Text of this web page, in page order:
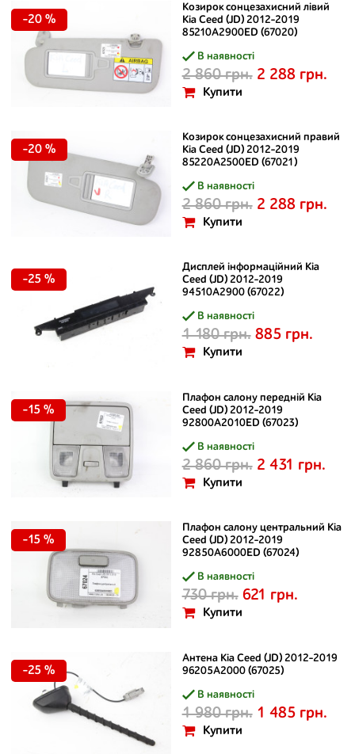
Козирок сонцезахисний лівий
Kia Ceed (JD) 2012-2019
85210A2900ED (67020)
В наявності
2 860 грн. 2 288 грн.
Купити
-20 %
Козирок сонцезахисний правий
Kia Ceed (JD) 2012-2019
85220A2500ED (67021)
В наявності
2 860 грн. 2 288 грн.
Купити
-20 %
Дисплей інформаційний Kia
Ceed (JD) 2012-2019
94510A2900 (67022)
В наявності
1 180 грн. 885 грн.
Купити
-25 %
Плафон салону передній Kia
Ceed (JD) 2012-2019
92800A2010ED (67023)
В наявності
2 860 грн. 2 431 грн.
Купити
-15 %
Плафон салону центральний Kia
Ceed (JD) 2012-2019
92850A6000ED (67024)
В наявності
730 грн. 621 грн.
Купити
-15 %
Антена Kia Ceed (JD) 2012-2019
96205A2000 (67025)
В наявності
1 980 грн. 1 485 грн.
Купити
-25 %